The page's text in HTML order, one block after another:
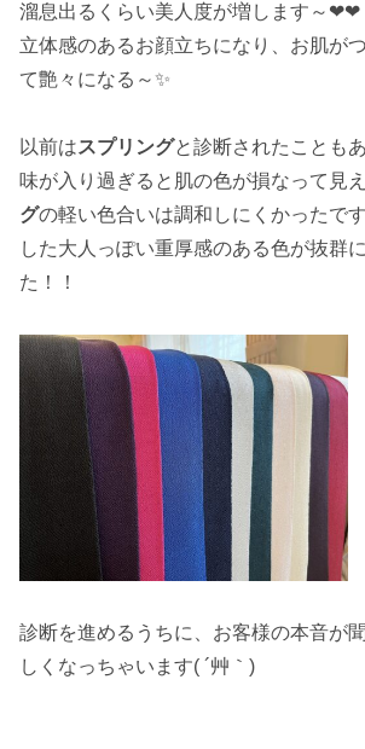
溜息出るくらい美人度が増します～❤❤
立体感のあるお顔立ちになり、お肌が
て艶々になる～✨
以前はスプリングと診断されたことも
味が入り過ぎると肌の色が損なって見え
グの軽い色合いは調和しにくかったで
した大人っぽい重厚感のある色が抜群
た！！
診断を進めるうちに、お客様の本音が
しくなっちゃいます( ´艸｀)